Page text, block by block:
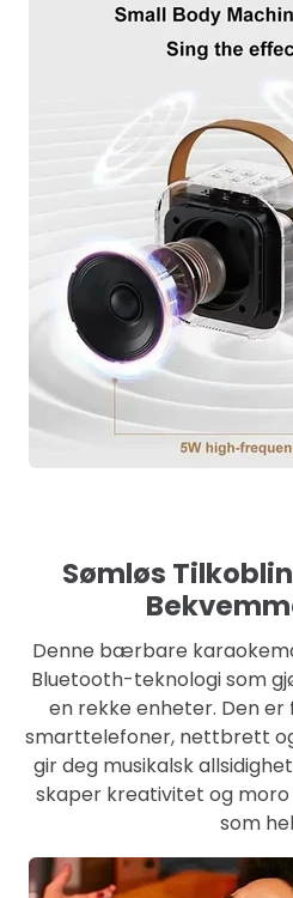
Sømløs
Denne bærbare
Bluetooth-teknologi som
en rekke enheter. Den
smarttelefoner, nettbrett
gir deg musikalsk
skaper kreativitet og
som